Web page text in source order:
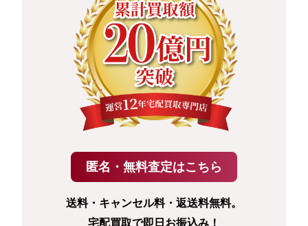
送料・キャンセル料・返送料無料。
宅配買取で即日お振込み！